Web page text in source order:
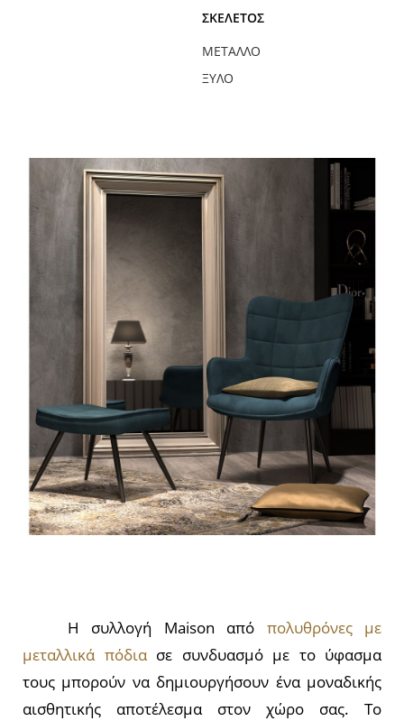
ΣΚΕΛΕΤΌΣ
ΜΈΤΑΛΛΟ
ΞΎΛΟ
Η συλλογή Maison από πολυθρόνες με
μεταλλικά πόδιασε συνδυασμό με το ύφασμα
τους μπορούν να δημιουργήσουν ένα μοναδικής
αισθητικής αποτέλεσμα στον χώρο σας. Το